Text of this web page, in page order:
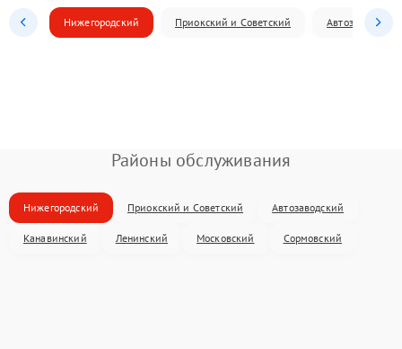
Нижегородский Приокский и Советский Автозаводский
Районы обслуживания
Нижегородский Приокский и Советский Автозаводский
Канавинский Ленинский Московский Сормовский